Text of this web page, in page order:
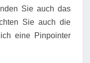
Sie auch das
Sie auch die
eine Pinpointer